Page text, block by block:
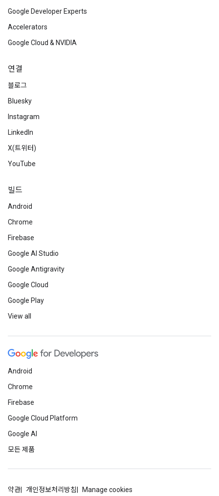
Google Developer Experts
Accelerators
Google Cloud & NVIDIA
연결
블로그
Bluesky
Instagram
LinkedIn
X(트위터)
YouTube
빌드
Android
Chrome
Firebase
Google AI Studio
Google Antigravity
Google Cloud
Google Play
View all
Android
Chrome
Firebase
Google Cloud Platform
Google AI
모든 제품
약관 개인정보처리방침 Manage cookies